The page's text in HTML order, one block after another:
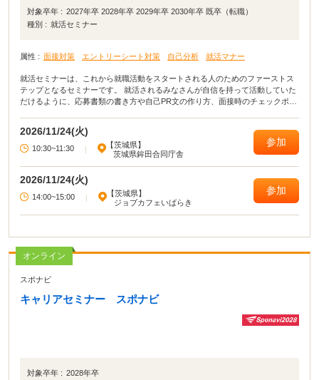
対象卒年 : 2027年卒 2028年卒 2029年卒 2030年卒 既卒（転職）
種別 : 就活セミナー
属性 : 面接対策 エントリーシート対策 自己分析 就活マナー
就活セミナーは、これから就職活動をスタートされる人のためのファーストス
テップとなるセミナーです。 就活されるみなさんが自信を持って活動していた
だけるように、応募書類の書き方や自己PR文の作り方、面接時のチェックポイ
2026/11/24(火)
10:30~11:30
【茨城県】
茨城県鉾田合同庁舎
参加
2026/11/24(火)
14:00~15:00
【茨城県】
ジョブカフェいばらき
参加
オンライン
スポナビ
キャリアセミナー スポナビ
対象卒年 : 2028年卒